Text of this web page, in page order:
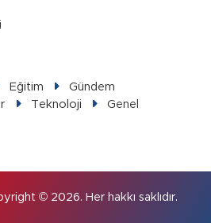
Eğitim
Gündem
Teknoloji
Genel
© 2026. Her hakkı saklıdır.